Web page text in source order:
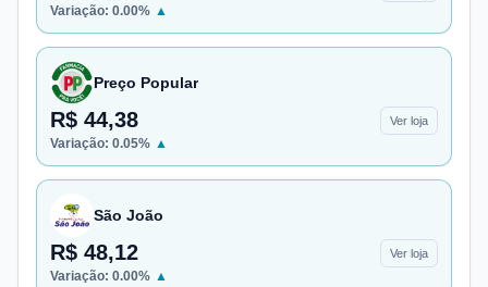
Variação: 0.00% ▲
Preço Popular
R$ 44,38 Ver loja
Variação: 0.05% ▲
São João
R$ 48,12 Ver loja
Variação: 0.00% ▲